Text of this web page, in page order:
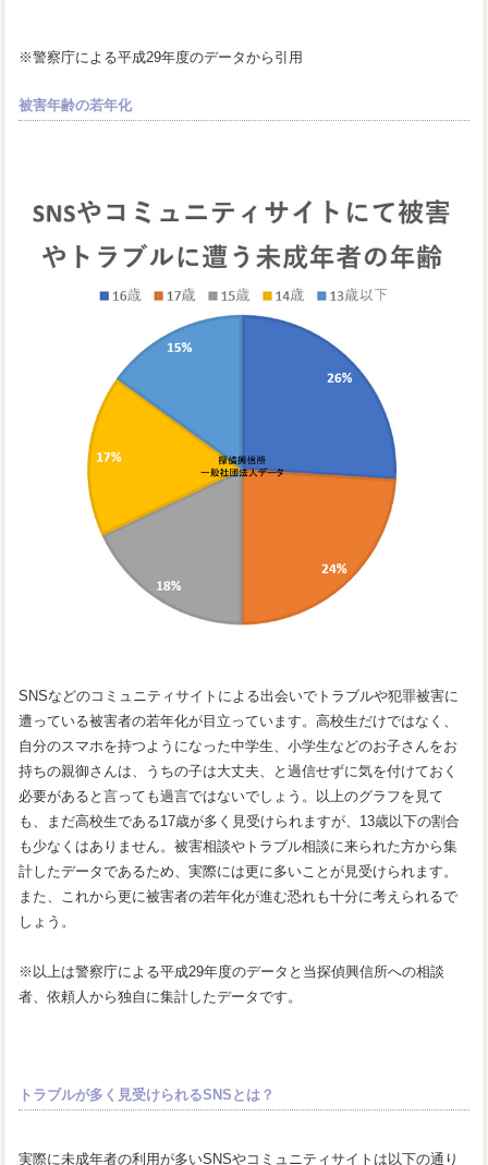
※警察庁による平成29年度のデータから引用
被害年齢の若年化
SNSなどのコミュニティサイトによる出会いでトラブルや犯罪被害に
遭っている被害者の若年化が目立っています。高校生だけではなく、
自分のスマホを持つようになった中学生、小学生などのお子さんをお
持ちの親御さんは、うちの子は大丈夫、と過信せずに気を付けておく
必要があると言っても過言ではないでしょう。以上のグラフを見て
も、まだ高校生である17歳が多く見受けられますが、13歳以下の割合
も少なくはありません。被害相談やトラブル相談に来られた方から集
計したデータであるため、実際には更に多いことが見受けられます。
また、これから更に被害者の若年化が進む恐れも十分に考えられるで
しょう。
※以上は警察庁による平成29年度のデータと当探偵興信所への相談
者、依頼人から独自に集計したデータです。
トラブルが多く見受けられるSNSとは？
実際に未成年者の利用が多いSNSやコミュニティサイトは以下の通り